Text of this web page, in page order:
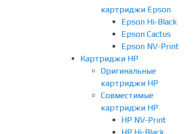
картриджи Epson
Epson Hi-Black
Epson Cactus
Epson NV-Print
Картриджи HP
Оригинальные
картриджи HP
Совместимые
картриджи HP
HP NV-Print